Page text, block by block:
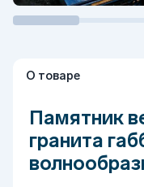
О товаре
Памятник
гранита